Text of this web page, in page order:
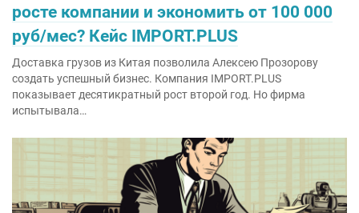
росте компании и экономить от 100 000
руб/мес? Кейс IMPORT.PLUS
Доставка грузов из Китая позволила Алексею Прозорову
создать успешный бизнес. Компания IMPORT.PLUS
показывает десятикратный рост второй год. Но фирма
испытывала…